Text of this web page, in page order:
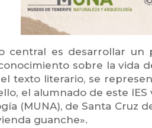
central es desarrollar
sobre la vida
texto literario, se
el alumnado de este
(MUNA), de Santa Cruz
guanche».